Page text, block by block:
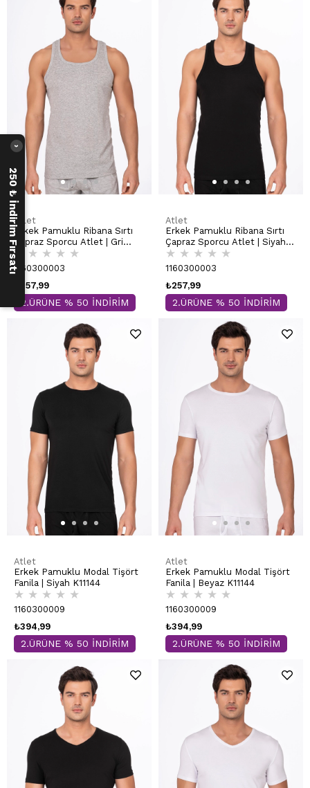
Atlet
Erkek Pamuklu Ribana Sırtı
Çapraz Sporcu Atlet | Gri
Melanj K0058
★ ★ ★ ★ ★
1160300003
₺257,99
2.ÜRÜNE % 50 İNDİRİM
Atlet
Erkek Pamuklu Ribana Sırtı
Çapraz Sporcu Atlet | Siyah
K0058
★ ★ ★ ★ ★
1160300003
₺257,99
2.ÜRÜNE % 50 İNDİRİM
Atlet
Erkek Pamuklu Modal Tişört
Fanila | Siyah K11144
★ ★ ★ ★ ★
1160300009
₺394,99
2.ÜRÜNE % 50 İNDİRİM
Atlet
Erkek Pamuklu Modal Tişört
Fanila | Beyaz K11144
★ ★ ★ ★ ★
1160300009
₺394,99
2.ÜRÜNE % 50 İNDİRİM
250 ₺ İndirim Fırsatı
›